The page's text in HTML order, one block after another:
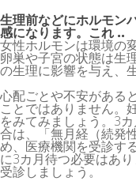
生理前などにホルモン
感になります。これ ..
女性ホルモンは環境の
卵巣や子宮の状態は生
の生理に影響を与え、
心配ごとや不安がある
ことではありません。
をみてみましょう。3
合は、「無月経（続発
め、医療機関を受診す
に3カ月待つ必要はあ
受診しましょう。